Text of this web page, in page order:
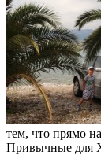
тем, что прямо
Привычные для